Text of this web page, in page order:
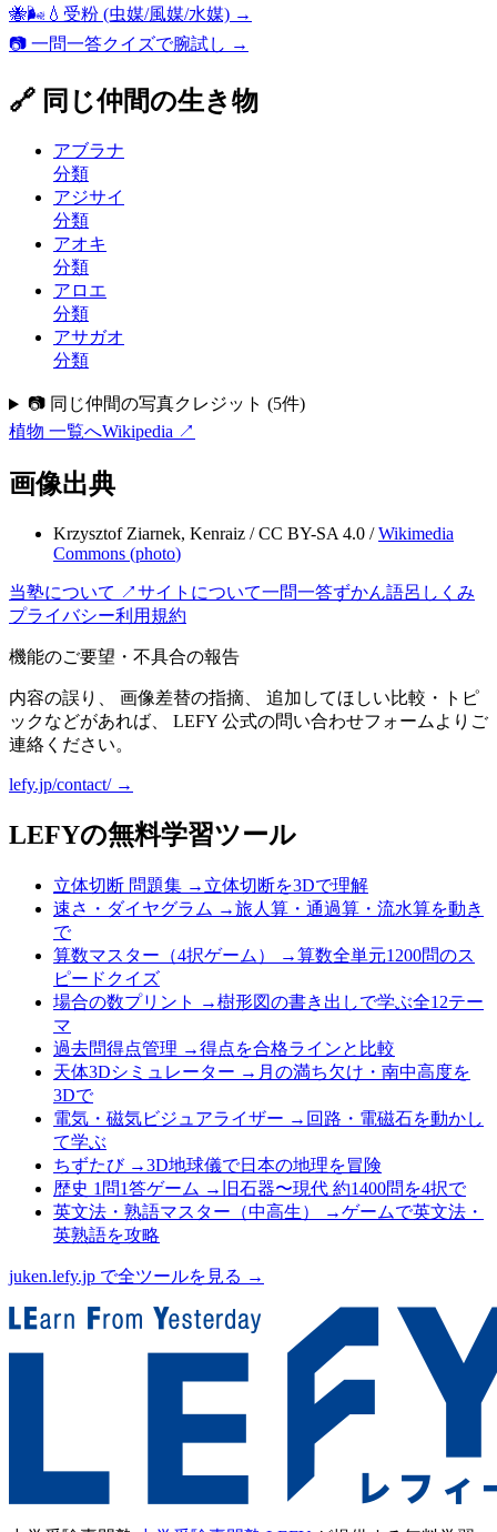
🐝🌬️💧 受粉 (虫媒/風媒/水媒) →
📷 一問一答クイズで腕試し →
🔗 同じ仲間の生き物
アブラナ
分類
アジサイ
分類
アオキ
分類
アロエ
分類
アサガオ
分類
📷 同じ仲間の写真クレジット (5件)
植物 一覧へWikipedia ↗
画像出典
Krzysztof Ziarnek, Kenraiz /CC BY-SA 4.0 / Wikimedia
Commons (photo)
当塾について ↗サイトについて一問一答ずかん語呂 しくみ
プライバシー利用規約
機能のご要望・不具合の報告
内容の誤り、 画像差替の指摘、 追加してほしい比較・トピ
ックなどがあれば、 LEFY 公式の問い合わせフォームよりご
連絡ください。
lefy.jp/contact/ →
LEFYの無料学習ツール
立体切断 問題集 → 立体切断を3Dで理解
速さ・ダイヤグラム →旅人算・通過算・流水算を動き
で
算数マスター（4択ゲーム）
→算数全単元1200問のス
ピードクイズ
場合の数プリント
→樹形図の書き出しで学ぶ全12テー
マ
過去問得点管理 →得点を合格ラインと比較
天体3Dシミュレーター → 月の満ち欠け・南中高度を
3Dで
電気・磁気ビジュアライザー → 回路・電磁石を動かし
て学ぶ
ちずたび→3D地球儀で日本の地理を冒険
歴史 1問1答ゲーム → 旧石器〜現代 約1400問を4択で
英文法・熟語マスター（中高生）
→ゲームで英文法・
英熟語を攻略
juken.lefy.jp で全ツールを見る →